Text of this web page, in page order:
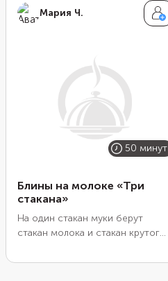
Мария Ч.
50 минут
Блины на молоке «Три
стакана»
На один стакан муки берут
стакан молока и стакан крутого
и блины получаются тонкими,